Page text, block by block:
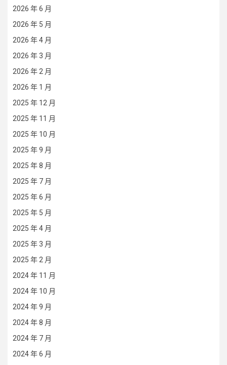
2026 年 6 月
2026 年 5 月
2026 年 4 月
2026 年 3 月
2026 年 2 月
2026 年 1 月
2025 年 12 月
2025 年 11 月
2025 年 10 月
2025 年 9 月
2025 年 8 月
2025 年 7 月
2025 年 6 月
2025 年 5 月
2025 年 4 月
2025 年 3 月
2025 年 2 月
2024 年 11 月
2024 年 10 月
2024 年 9 月
2024 年 8 月
2024 年 7 月
2024 年 6 月